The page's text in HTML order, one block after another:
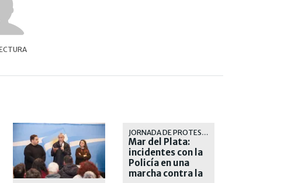
JORNADA DE PROTESTA
Mar del Plata:
incidentes con la
Policía en una
marcha contra la